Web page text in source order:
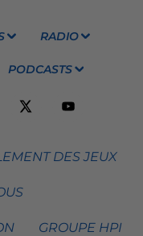
RADIO
PODCASTS
DES JEUX
GROUPE HPI